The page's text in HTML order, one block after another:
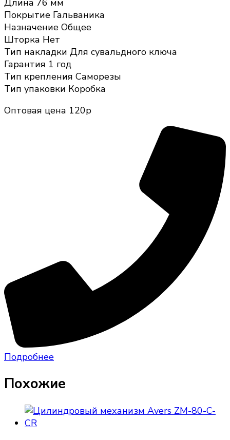
Покрытие Гальваника
Назначение Общее
Шторка Нет
Тип накладки Для сувальдного ключа
Гарантия 1 год
Тип крепления Саморезы
Тип упаковки Коробка
Оптовая цена 120р
Подробнее
Похожие